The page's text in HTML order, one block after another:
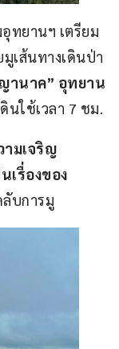
ทยานฯ เตรียม
เส้นทางเดินป่า
านาค” อุทยาน
นใช้เวลา 7 ชม.
ามเจริญ
เรื่องของ
บการมู